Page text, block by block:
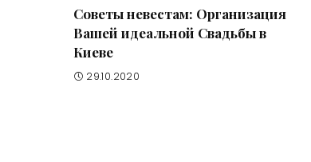
Советы невестам: Организация
Вашей идеальной Свадьбы в
Киеве
29.10.2020